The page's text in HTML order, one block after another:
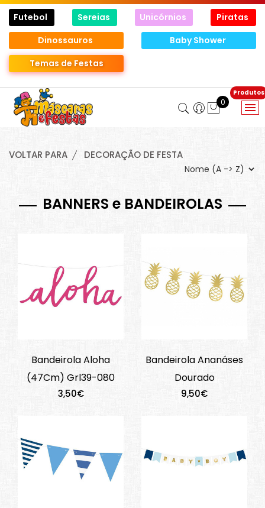
Futebol Sereias Unicórnios
Piratas
Dinossauros
Baby Shower
Temas de Festas
0
VOLTAR PARA DECORAÇÃO DE FESTA
BANNERS e BANDEIROLAS
Bandeirola Aloha
(47Cm) Grl39-080
3,50€
Bandeirola Ananáses
Dourado
9,50€